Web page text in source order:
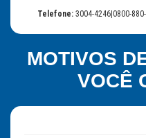
Telefone: 3004-4246|0800-
MOTIVOS
VOCÊ